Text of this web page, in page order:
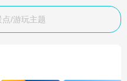
/游玩主题